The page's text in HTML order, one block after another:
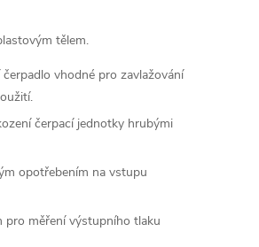
tělem.
vhodné pro zavlažování
čerpací jednotky hrubými
opotřebením na vstupu
pro měření výstupního tlaku